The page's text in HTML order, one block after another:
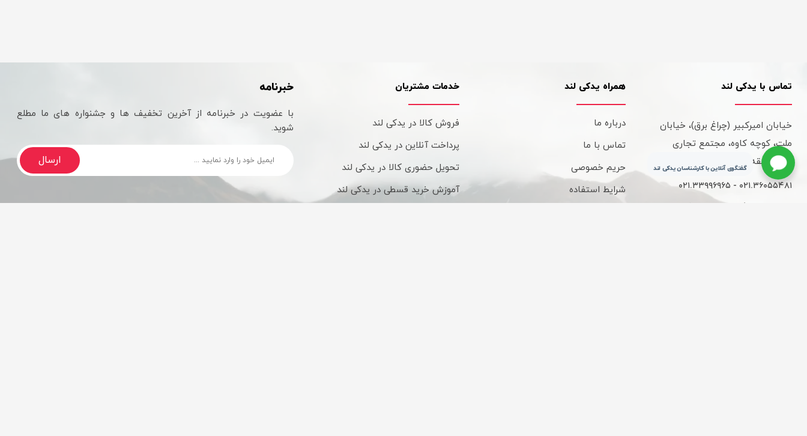
تماس با یدکی لند
خیابان امیرکبیر (چراغ برق)، خیابان
ملت، کوچه کاوه، مجتمع تجاری
کاوه، طبقه سوم، واحد 315
۰۲۱.۳۳۹۹۶۹۶۵ - ۰۲۱.۳۶۰۵۵۴۸۱
ساعات کاری : 9 الی 18
همراه یدکی لند
درباره ما
تماس با ما
حریم خصوصی
شرایط استفاده
خدمات مشتریان
فروش کالا در یدکی لند
پرداخت آنلاین در یدکی لند
تحویل حضوری کالا در یدکی لند
آموزش خرید قسطی در یدکی لند
خبرنامه
با عضویت در خبرنامه از آخرین تخفیف ها و جشنواره های ما مطلع
شوید.
ارسال
گفتگوی آنلاین با کارشناسان یدکی لند